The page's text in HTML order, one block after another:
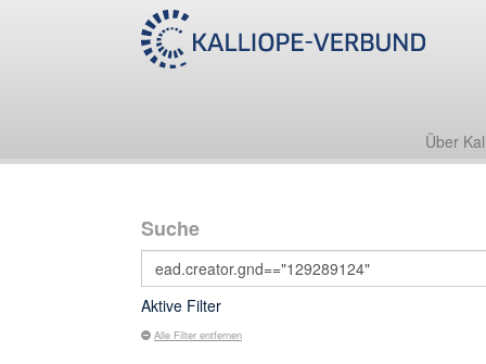
Über
Suche
Aktive Filter
Alle Filter entfernen